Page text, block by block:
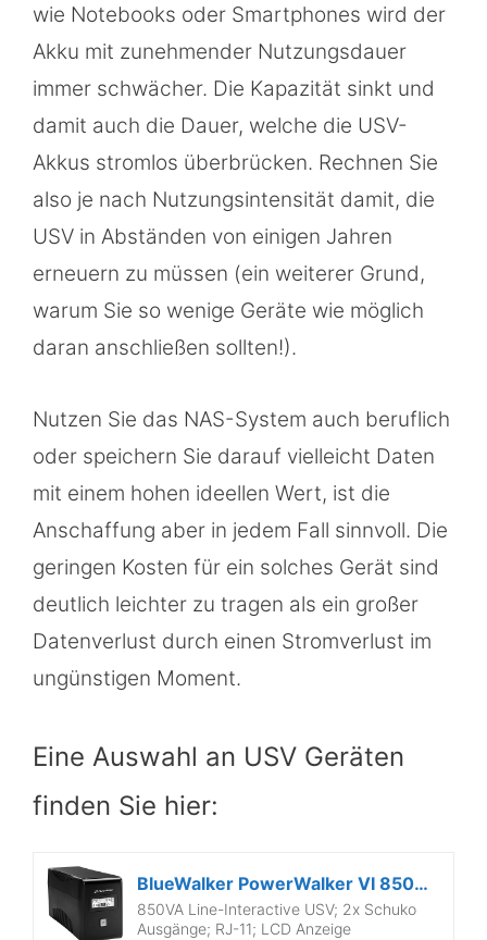
wie Notebooks oder Smartphones wird der
Akku mit zunehmender Nutzungsdauer
immer schwächer. Die Kapazität sinkt und
damit auch die Dauer, welche die USV-
Akkus stromlos überbrücken. Rechnen Sie
also je nach Nutzungsintensität damit, die
USV in Abständen von einigen Jahren
erneuern zu müssen (ein weiterer Grund,
warum Sie so wenige Geräte wie möglich
daran anschließen sollten!).
Nutzen Sie das NAS-System auch beruflich
oder speichern Sie darauf vielleicht Daten
mit einem hohen ideellen Wert, ist die
Anschaffung aber in jedem Fall sinnvoll. Die
geringen Kosten für ein solches Gerät sind
deutlich leichter zu tragen als ein großer
Datenverlust durch einen Stromverlust im
ungünstigen Moment.
Eine Auswahl an USV Geräten
finden Sie hier:
BlueWalker PowerWalker VI 850 LCD - USV - 850VA
850VA Line-Interactive USV; 2x Schuko
Ausgänge; RJ-11; LCD Anzeige